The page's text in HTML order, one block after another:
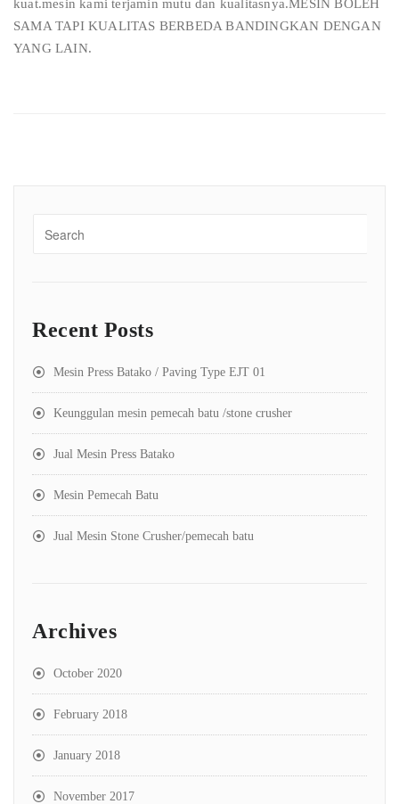
kuat.mesin kami terjamin mutu dan kualitasnya.MESIN BOLEH
SAMA TAPI KUALITAS BERBEDA BANDINGKAN DENGAN
YANG LAIN.
Recent Posts
Mesin Press Batako / Paving Type EJT 01
Keunggulan mesin pemecah batu /stone crusher
Jual Mesin Press Batako
Mesin Pemecah Batu
Jual Mesin Stone Crusher/pemecah batu
Archives
October 2020
February 2018
January 2018
November 2017